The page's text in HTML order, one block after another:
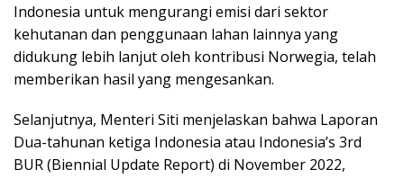
Indonesia untuk mengurangi emisi dari sektor
kehutanan dan penggunaan lahan lainnya yang
didukung lebih lanjut oleh kontribusi Norwegia, telah
memberikan hasil yang mengesankan.
Selanjutnya, Menteri Siti menjelaskan bahwa Laporan
Dua-tahunan ketiga Indonesia atau Indonesia’s 3rd
BUR (Biennial Update Report) di November 2022,